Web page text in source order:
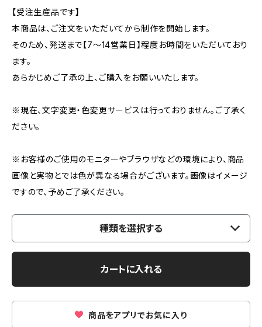
【受注生産品です】
本商品は、ご注文をいただいてから制作を開始します。
そのため、発送まで【7〜14営業日】程度お時間をいただいており
ます。
あらかじめご了承の上、ご購入をお願いいたします。
※現在、文字変更・色変更サービスは行っておりません。ご了承く
ださい。
※お客様のご使用のモニターやブラウザなどの環境により、商品
画像と実物とでは色が異なる場合がございます。画像はイメージ
ですので、予めご了承ください。
種類を選択する
カートに入れる
商品をアプリでお気に入り